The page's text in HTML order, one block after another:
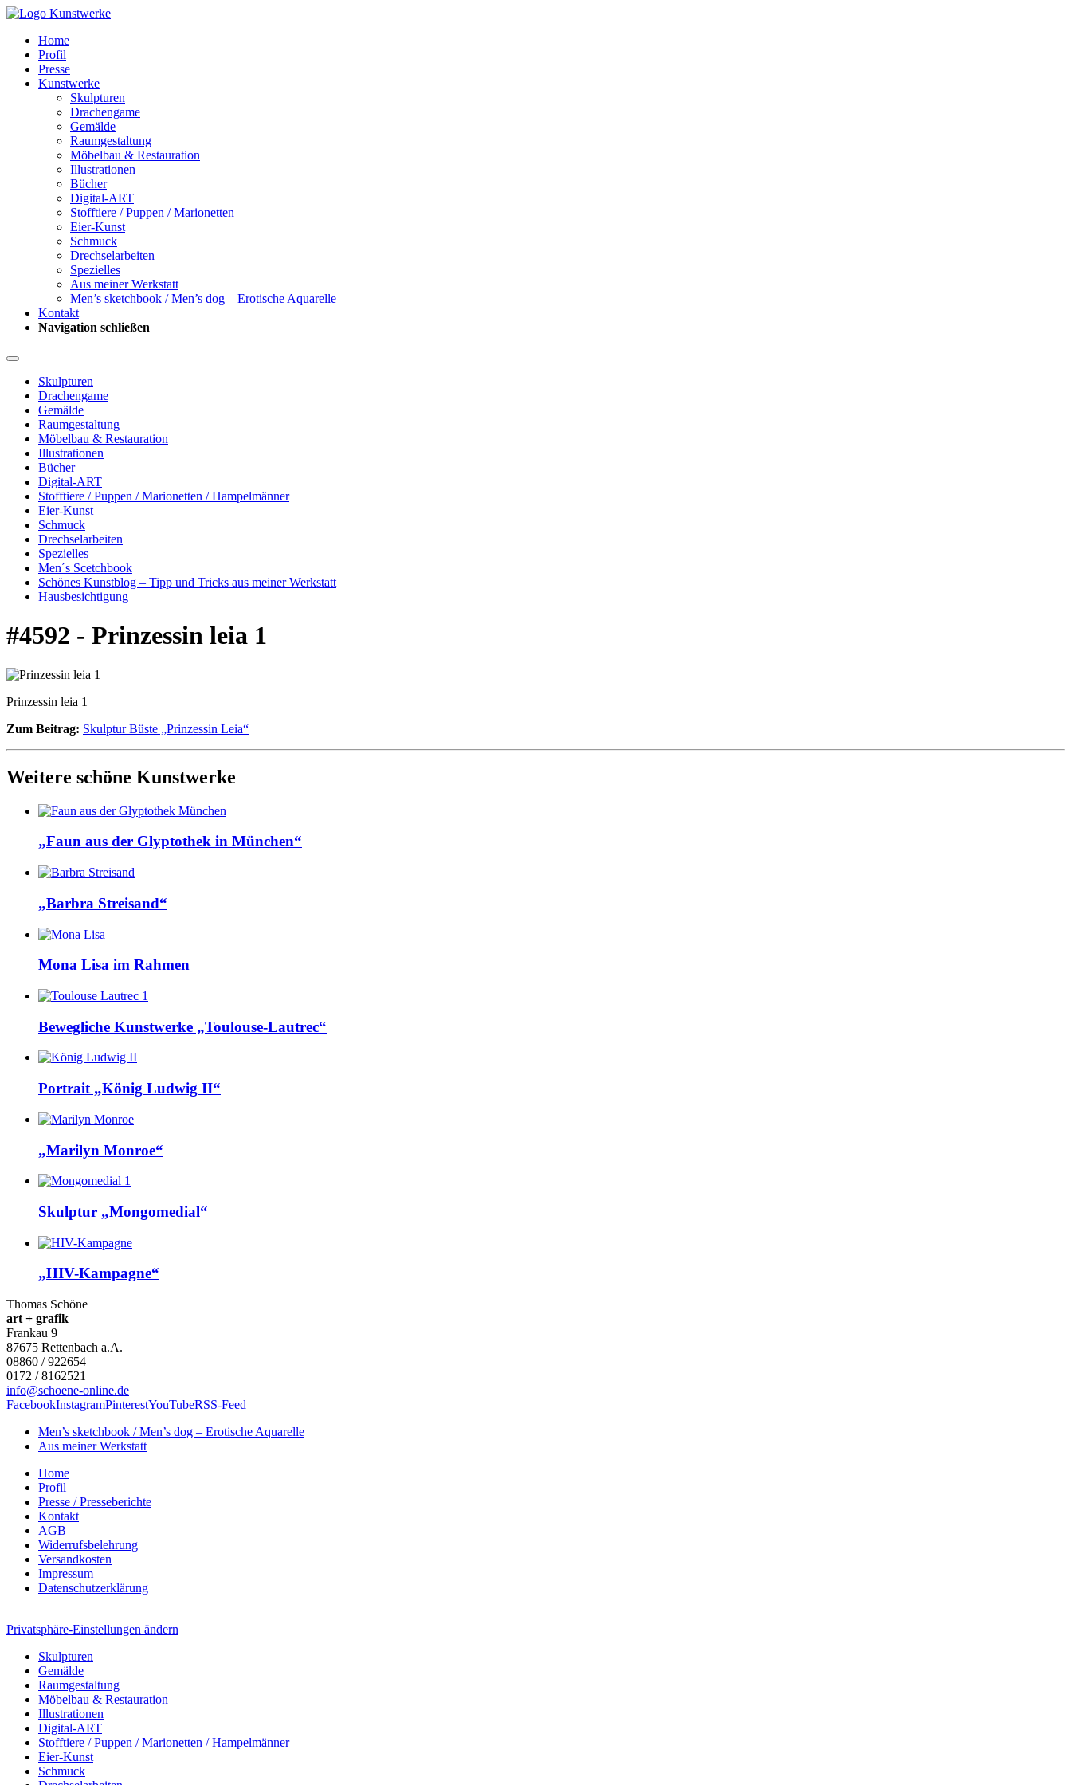
Home
Profil
Presse
Kunstwerke
Skulpturen
Drachengame
Gemälde
Raumgestaltung
Möbelbau & Restauration
Illustrationen
Bücher
Digital-ART
Stofftiere / Puppen / Marionetten
Eier-Kunst
Schmuck
Drechselarbeiten
Spezielles
Aus meiner Werkstatt
Men’s sketchbook / Men’s dog – Erotische Aquarelle
Kontakt
Navigation schließen
Skulpturen
Drachengame
Gemälde
Raumgestaltung
Möbelbau & Restauration
Illustrationen
Bücher
Digital-ART
Stofftiere / Puppen / Marionetten / Hampelmänner
Eier-Kunst
Schmuck
Drechselarbeiten
Spezielles
Men´s Scetchbook
Schönes Kunstblog – Tipp und Tricks aus meiner Werkstatt
Hausbesichtigung
#4592 - Prinzessin leia 1
Prinzessin leia 1
Zum Beitrag: Skulptur Büste „Prinzessin Leia“
Weitere schöne Kunstwerke
„Faun aus der Glyptothek in München“
„Barbra Streisand“
Mona Lisa im Rahmen
Bewegliche Kunstwerke „Toulouse-Lautrec“
Portrait „König Ludwig II“
„Marilyn Monroe“
Skulptur „Mongomedial“
„HIV-Kam­pa­g­ne“
Thomas Schöne
art + grafik
Frankau 9
87675 Rettenbach a.A.
08860 / 922654
0172 / 8162521
info@schoene-online.de
FacebookInstagramPinterestYouTubeRSS-Feed
Men’s sketchbook / Men’s dog – Erotische Aquarelle
Aus meiner Werkstatt
Home
Profil
Presse / Presseberichte
Kontakt
AGB
Widerrufsbelehrung
Versandkosten
Impressum
Datenschutzerklärung
Privatsphäre-Einstellungen ändern
Skulpturen
Gemälde
Raumgestaltung
Möbelbau & Restauration
Illustrationen
Digital-ART
Stofftiere / Puppen / Marionetten / Hampelmänner
Eier-Kunst
Schmuck